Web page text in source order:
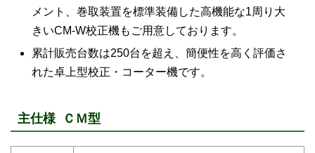
メント、巻取装置を標準装備した高機能な1周り大
きいCM-W校正機もご用意しております。
累計販売台数は250台を超え、簡便性を高く評価さ
れた卓上型校正・コーター機です。
主仕様 ＣＭ型